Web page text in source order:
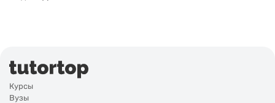
Курсы
Вузы